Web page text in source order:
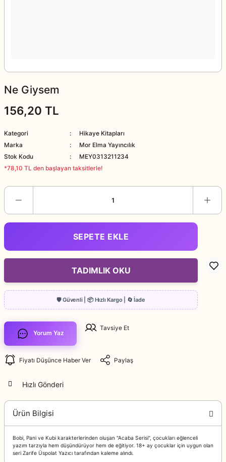
Ne Giysem
156,20 TL
Kategori
Hikaye Kitapları
Marka
Mor Elma Yayıncılık
Stok Kodu
MEY0313211234
*78,10 TL den başlayan taksitlerle!
SEPETE EKLE
TADIMLIK OKU
Yorum Yaz
Tavsiye Et
Fiyatı Düşünce Haber Ver Paylaş
Hızlı Gönderi
Ürün Bilgisi
Bobi, Pani ve Kubi karakterlerinden oluşan "Acaba Serisi", çocukları eğlenceli
yazım tarzıyla hem düşündürüyor hem de eğitiyor. 18+ ay çocuklar için uygun olan
seri Zarife Üspolat Yazıcı tarafından kaleme alındı.